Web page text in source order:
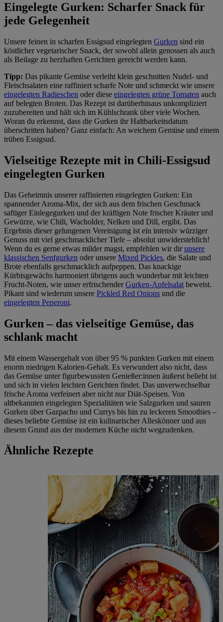
Eingelegte Gurken: Scharfer Snack für
jede Gelegenheit
Unsere feinen in scharfen Essigsud eingelegten Gurken sind ein
köstlicher vegetarischer Snack, der sowohl allein genossen als auch
als Beilage zu herzhaften Gerichten gereicht werden kann.
Tipp: Das pikante Gemüse verleiht klein geschnitten Nudel- und
Fleischsalaten eine raffiniert scharfe Note und schmeckt wie unsere
eingelegten Radieschen oder diese eingelegten grüne Tomaten auch
auf belegten Broten. Das Rezept ist darüberhinaus unkompliziert
zuzubereiten und hält sich im Kühlschrank über viele Wochen.
Woran du erkennst, dass die Gurken ihr Haltbarkeitsdatum
überschritten haben? Ganz einfach: An weichem Gemüse und einem
trüben Essigsud.
Vielseitige Rezepte mit in Chili-Essigsud
eingelegten Gurken
Das Geheimnis unserer raffinierten eingelegten Gurken: Ein
spannender Aroma-Mix, der sich aus dem frischen Geschmack
saftiger Einlegegurken und der kräftigen Note frischer Kräuter und
Gewürze, wie Chili, Wacholder, Nelken und Dill, ergibt. Das
Ergebnis dieser gelungenen Vereinigung ist ein intensiv würziger
Genuss mit viel geschmacklicher Tiefe – absolut unwiderstehlich!
Wenn du es gerne etwas milder magst, empfehlen wir dirunsere
klassischen Senfgurken oder unsere Mixed Pickles, die Salate und
Brote ebenfalls geschmacklich aufpeppen. Das knackige
Kürbisgewächs harmoniert übrigens auch wunderbar mit leichten
Frucht-Noten, wie unser erfrischenderGurken-Apfelsalat beweist.
Pikant sind wiederum unsere Pickled Red Onions und die
eingelegten Peperoni.
Gurken – das vielseitige Gemüse, das
schlank macht
Mit einem Wassergehalt von über 95 % punkten Gurken mit einem
enorm niedrigen Kalorien-Gehalt. Es verwundert also nicht, dass
das Gemüse unter figurbewussten Genießer:innen äußerst beliebt ist
und sich in vielen leichten Gerichten findet. Das unverwechselbar
frische Aroma verfeinert aber nicht nur Diät-Speisen. Von
altbekannten eingelegten Spezialitäten wie Salzgurken und sauren
Gurken über Gazpacho und Currys bis hin zu leckeren Smoothies –
dieses beliebte Gemüse ist ein kulinarischer Alleskönner und aus
diesem Grund aus der modernen Küche nicht wegzudenken.
Ähnliche Rezepte